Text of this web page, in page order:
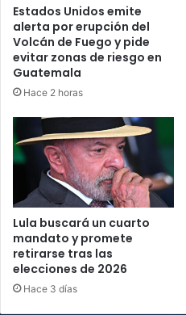
Estados Unidos emite
alerta por erupción del
Volcán de Fuego y pide
evitar zonas de riesgo en
Guatemala
Hace 2 horas
Lula buscará un cuarto
mandato y promete
retirarse tras las
elecciones de 2026
Hace 3 días